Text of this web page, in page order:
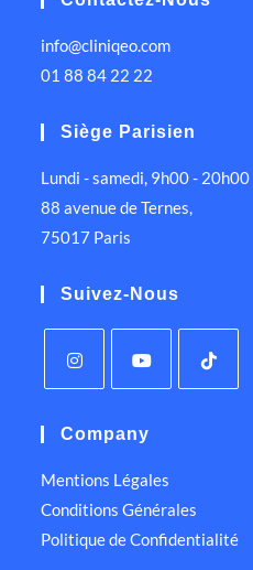
info@cliniqeo.com
01 88 84 22 22
Siège Parisien
Lundi - samedi, 9h00 - 20h00
88 avenue de Ternes,
75017 Paris
Suivez-Nous
Company
Mentions Légales
Conditions Générales
Politique de Confidentialité